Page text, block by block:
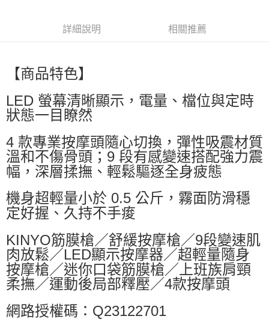
每筆NT$60，滿NT$599(含以上)免運費
每筆NT$60，滿NT$599(含以上)免運費
每筆NT$60，滿NT$599(含以上)免運費
每筆NT$60，滿NT$599(含以上)免運費
付款後7-11取貨
宅配
每筆NT$80，滿NT$799(含以上)免運費
詳細說明 相關推薦
【商品特色】
LED 螢幕清晰顯示，電量、檔位與定時
狀態一目瞭然
4 款專業按摩頭隨心切換，彈性吸震材質
溫和不傷骨頭；9 段有感變速搭配強力震
幅，深層揉撫、輕鬆驅逐全身疲態
機身超輕量小於 0.5 公斤，霧面防滑穩
定好握、久持不手痠
KINYO筋膜槍／舒緩按摩槍／9段變速肌
肉放鬆／LED顯示按摩器／超輕量隨身
按摩槍／迷你口袋筋膜槍／上班族肩頸
柔撫／運動後局部釋壓／4款按摩頭
網路授權碼：Q23122701